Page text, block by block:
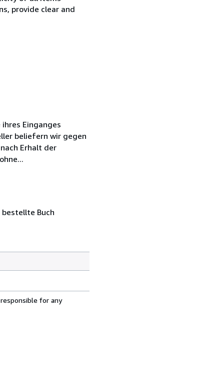
provide clear and
Einganges
beliefern wir gegen
Erhalt der
Buch
for any